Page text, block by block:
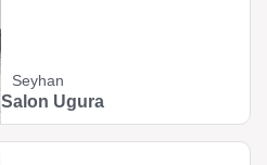
Seyhan
Salon Ugura